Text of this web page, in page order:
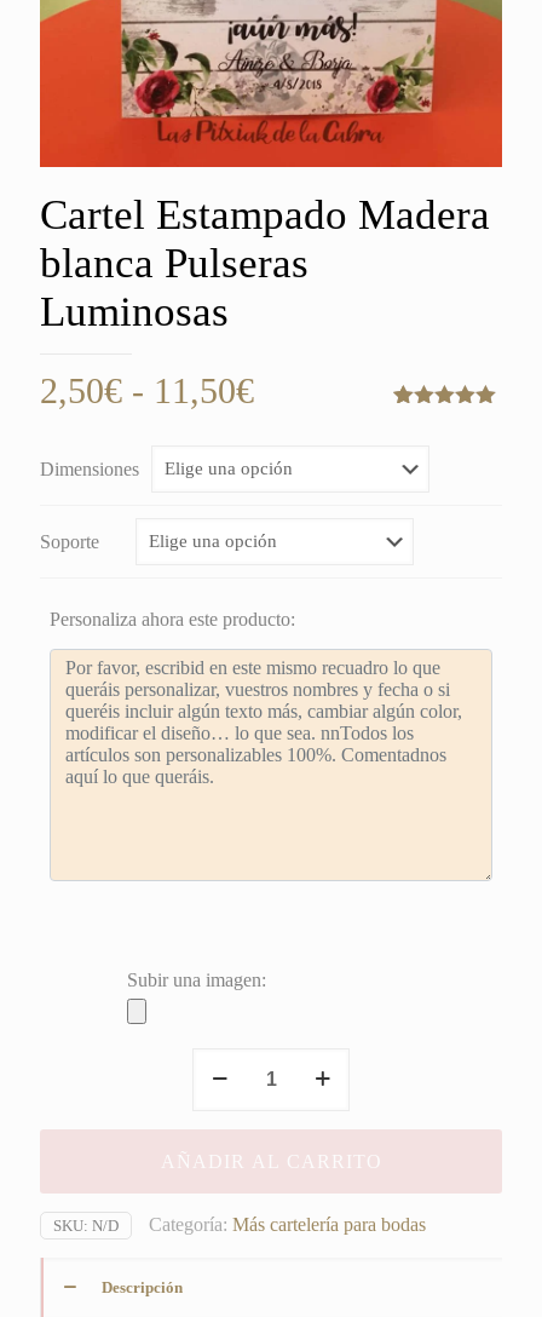
Cartel Estampado Madera
blanca Pulseras
Luminosas
5 en base
2,50€ - 11,50€Rango
precios:
2,50€
11,50€
Dimensiones
Soporte
Personaliza ahora este producto:
Subir una imagen:
Estampado
blanca
Pulseras
cantidad
AÑADIR AL CARRITO
SKU: N/D Categoría: Más cartelería para bodas
Descripción